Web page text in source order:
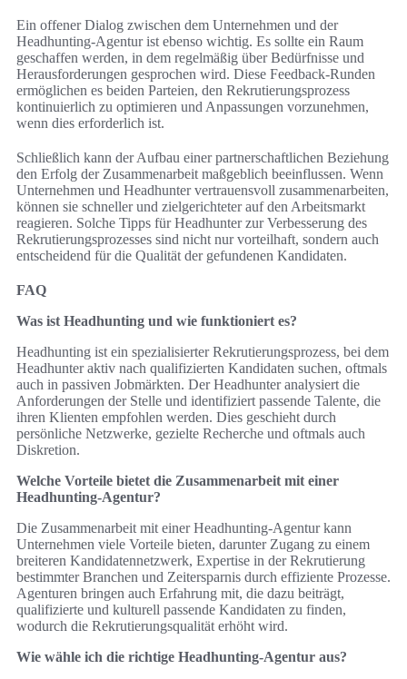
Ein offener Dialog zwischen dem Unternehmen und der
Headhunting-Agentur ist ebenso wichtig. Es sollte ein Raum
geschaffen werden, in dem regelmäßig über Bedürfnisse und
Herausforderungen gesprochen wird. Diese Feedback-Runden
ermöglichen es beiden Parteien, den Rekrutierungsprozess
kontinuierlich zu optimieren und Anpassungen vorzunehmen,
wenn dies erforderlich ist.
Schließlich kann der Aufbau einer partnerschaftlichen Beziehung
den Erfolg der Zusammenarbeit maßgeblich beeinflussen. Wenn
Unternehmen und Headhunter vertrauensvoll zusammenarbeiten,
können sie schneller und zielgerichteter auf den Arbeitsmarkt
reagieren. Solche Tipps für Headhunter zur Verbesserung des
Rekrutierungsprozesses sind nicht nur vorteilhaft, sondern auch
entscheidend für die Qualität der gefundenen Kandidaten.
FAQ
Was ist Headhunting und wie funktioniert es?
Headhunting ist ein spezialisierter Rekrutierungsprozess, bei dem
Headhunter aktiv nach qualifizierten Kandidaten suchen, oftmals
auch in passiven Jobmärkten. Der Headhunter analysiert die
Anforderungen der Stelle und identifiziert passende Talente, die
ihren Klienten empfohlen werden. Dies geschieht durch
persönliche Netzwerke, gezielte Recherche und oftmals auch
Diskretion.
Welche Vorteile bietet die Zusammenarbeit mit einer
Headhunting-Agentur?
Die Zusammenarbeit mit einer Headhunting-Agentur kann
Unternehmen viele Vorteile bieten, darunter Zugang zu einem
breiteren Kandidatennetzwerk, Expertise in der Rekrutierung
bestimmter Branchen und Zeitersparnis durch effiziente Prozesse.
Agenturen bringen auch Erfahrung mit, die dazu beiträgt,
qualifizierte und kulturell passende Kandidaten zu finden,
wodurch die Rekrutierungsqualität erhöht wird.
Wie wähle ich die richtige Headhunting-Agentur aus?